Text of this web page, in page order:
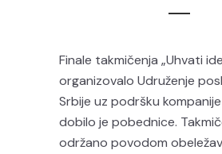
Finale takmičenja „Uhvati
organizovalo Udruženje
Srbije uz podršku
dobilo je pobednice.
održano povodom